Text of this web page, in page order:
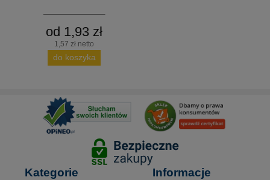
od 1,93 zł
1,57 zł netto
do koszyka
Kategorie Informacje